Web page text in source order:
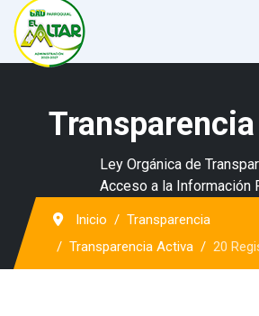
Ley Orgánica de
Acceso a la Información
Inicio
Transparencia
Transparencia Activa
20